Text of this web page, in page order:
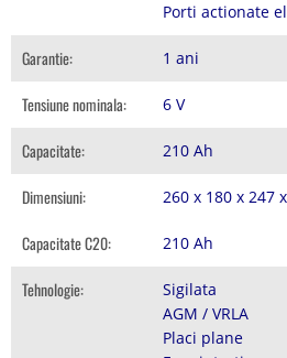
Porti actionate
Garantie: 1 ani
Tensiune nominala: 6 V
Capacitate: 210 Ah
Dimensiuni: 260 x 180 x 247
Capacitate C20: 210 Ah
Tehnologie:
Sigilata
AGM / VRLA
Placi plane